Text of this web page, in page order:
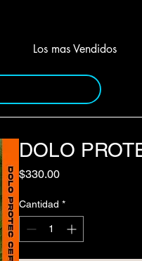
Los mas Vendidos
DOLO
$330.00Precio
Cantidad *